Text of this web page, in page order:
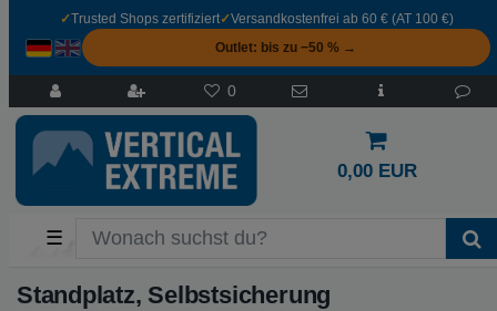
✓Trusted Shops zertifiziert✓Versandkostenfrei ab 60 € (AT 100 €)
Outlet: bis zu −50 % →
0
0,00 EUR
☰
Standplatz, Selbstsicherung